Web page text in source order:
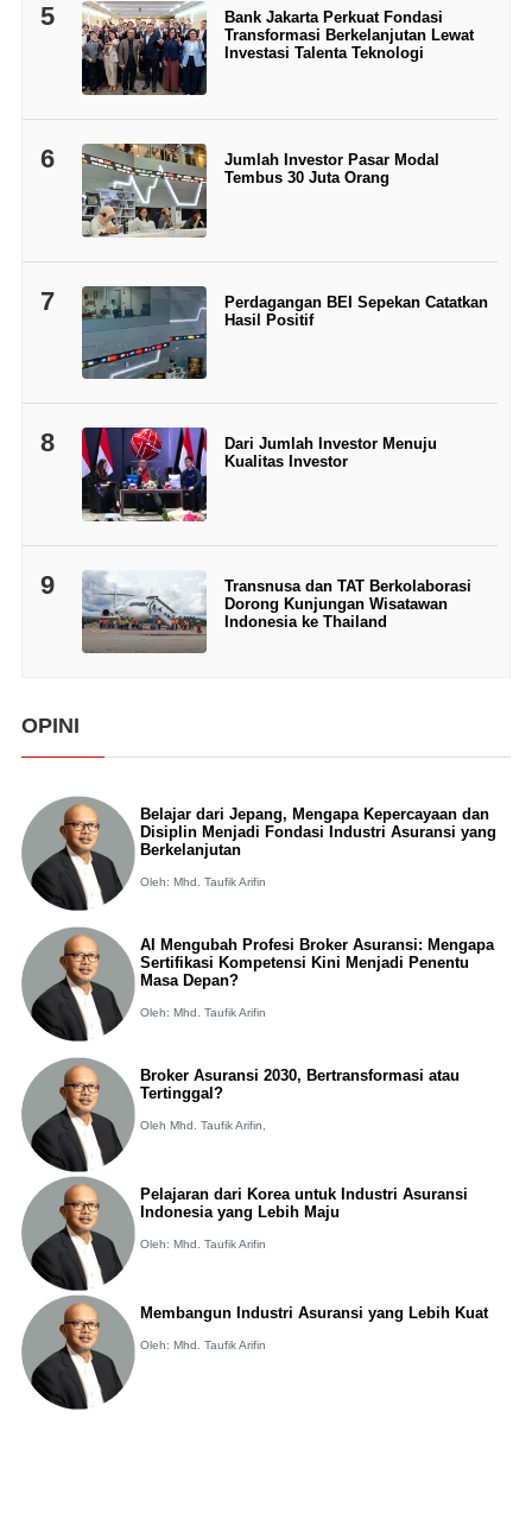
5
Bank Jakarta Perkuat Fondasi
Transformasi Berkelanjutan Lewat
Investasi Talenta Teknologi
6
Jumlah Investor Pasar Modal
Tembus 30 Juta Orang
7
Perdagangan BEI Sepekan Catatkan
Hasil Positif
8
Dari Jumlah Investor Menuju
Kualitas Investor
9
Transnusa dan TAT Berkolaborasi
Dorong Kunjungan Wisatawan
Indonesia ke Thailand
OPINI
Belajar dari Jepang, Mengapa Kepercayaan dan
Disiplin Menjadi Fondasi Industri Asuransi yang
Berkelanjutan
Oleh: Mhd. Taufik Arifin
AI Mengubah Profesi Broker Asuransi: Mengapa
Sertifikasi Kompetensi Kini Menjadi Penentu
Masa Depan?
Oleh: Mhd. Taufik Arifin
Broker Asuransi 2030, Bertransformasi atau
Tertinggal?
Oleh Mhd. Taufik Arifin,
Pelajaran dari Korea untuk Industri Asuransi
Indonesia yang Lebih Maju
Oleh: Mhd. Taufik Arifin
Membangun Industri Asuransi yang Lebih Kuat
Oleh: Mhd. Taufik Arifin